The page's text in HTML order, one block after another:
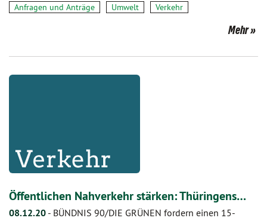
Anfragen und Anträge Umwelt Verkehr
Mehr
Öffentlichen Nahverkehr stärken: Thüringens…
08.12.20 - BÜNDNIS 90/DIE GRÜNEN fordern einen 15-